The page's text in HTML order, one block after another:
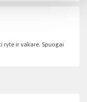
ryte ir vakare. Spuogai